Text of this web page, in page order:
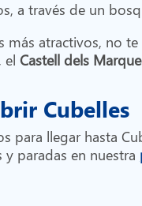
a través de un
más atractivos, no
el Castell dels
Cubelles
para llegar hasta
paradas en nuestra